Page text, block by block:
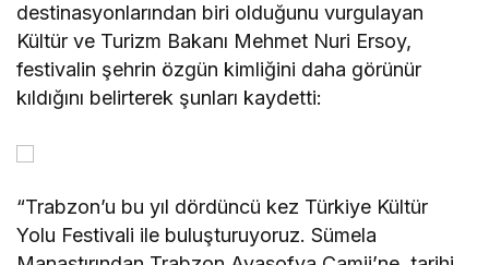
destinasyonlarından biri olduğunu vurgulayan
Kültür ve Turizm Bakanı Mehmet Nuri Ersoy,
festivalin şehrin özgün kimliğini daha görünür
kıldığını belirterek şunları kaydetti:
“Trabzon’u bu yıl dördüncü kez Türkiye Kültür
Yolu Festivali ile buluşturuyoruz. Sümela